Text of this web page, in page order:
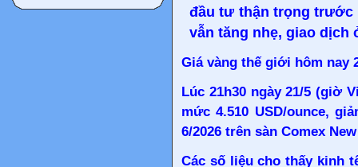
đầu tư thận trọng trước
vẫn tăng nhẹ, giao dịch
Giá vàng thế giới hôm nay
Lúc 21h30 ngày 21/5 (giờ
mức 4.510 USD/ounce,
6/2026 trên sàn Comex
Các số liệu cho thấy kinh